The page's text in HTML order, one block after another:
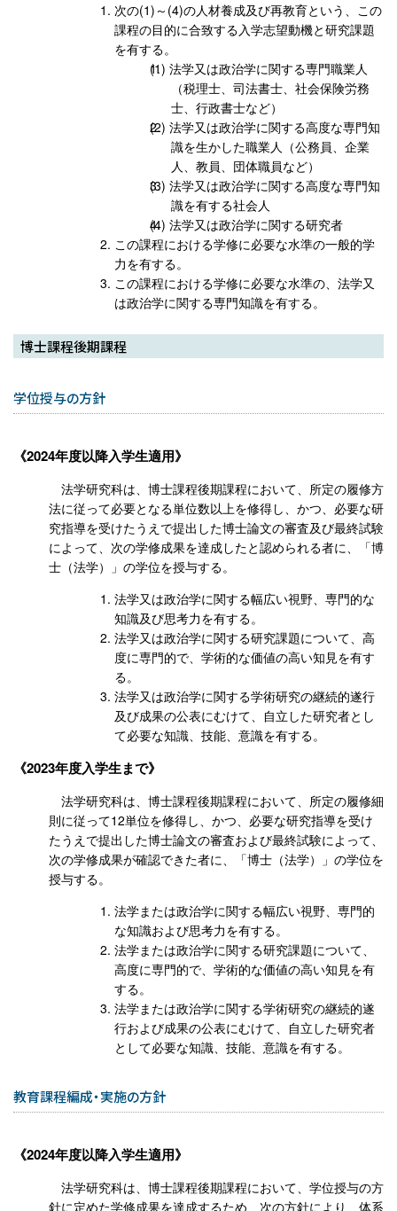
次の(1)～(4)の人材養成及び再教育という、この
課程の目的に合致する入学志望動機と研究課題
を有する。
法学又は政治学に関する専門職業人
（税理士、司法書士、社会保険労務
士、行政書士など）
法学又は政治学に関する高度な専門知
識を生かした職業人（公務員、企業
人、教員、団体職員など）
法学又は政治学に関する高度な専門知
識を有する社会人
法学又は政治学に関する研究者
この課程における学修に必要な水準の一般的学
力を有する。
この課程における学修に必要な水準の、法学又
は政治学に関する専門知識を有する。
博士課程後期課程
学位授与の方針
2024年度以降入学生適用
法学研究科は、博士課程後期課程において、所定の履修方
法に従って必要となる単位数以上を修得し、かつ、必要な研
究指導を受けたうえで提出した博士論文の審査及び最終試験
によって、次の学修成果を達成したと認められる者に、「博
士（法学）」の学位を授与する。
法学又は政治学に関する幅広い視野、専門的な
知識及び思考力を有する。
法学又は政治学に関する研究課題について、高
度に専門的で、学術的な価値の高い知見を有す
る。
法学又は政治学に関する学術研究の継続的遂行
及び成果の公表にむけて、自立した研究者とし
て必要な知識、技能、意識を有する。
2023年度入学生まで
法学研究科は、博士課程後期課程において、所定の履修細
則に従って12単位を修得し、かつ、必要な研究指導を受け
たうえで提出した博士論文の審査および最終試験によって、
次の学修成果が確認できた者に、「博士（法学）」の学位を
授与する。
法学または政治学に関する幅広い視野、専門的
な知識および思考力を有する。
法学または政治学に関する研究課題について、
高度に専門的で、学術的な価値の高い知見を有
する。
法学または政治学に関する学術研究の継続的遂
行および成果の公表にむけて、自立した研究者
として必要な知識、技能、意識を有する。
教育課程編成・実施の方針
2024年度以降入学生適用
法学研究科は、博士課程後期課程において、学位授与の方
針に定めた学修成果を達成するため、次の方針により、体系